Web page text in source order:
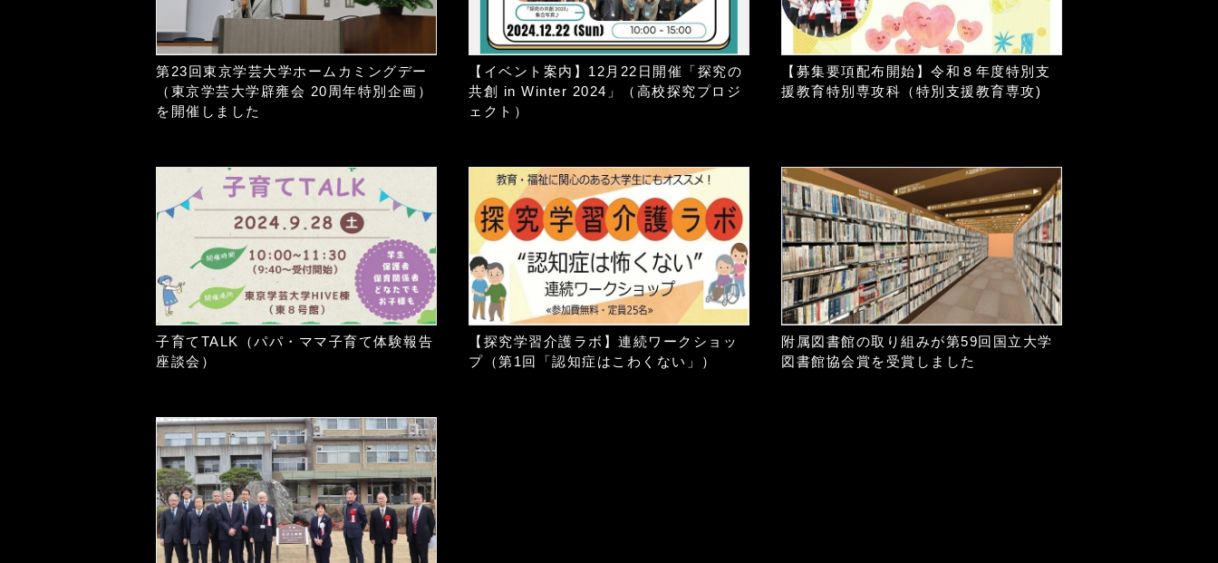
第23回東京学芸大学ホームカミングデー
（東京学芸大学辟雍会 20周年特別企画）
を開催しました
【イベント案内】12月22日開催「探究の
共創 in Winter 2024」（高校探究プロジ
ェクト）
【募集要項配布開始】令和８年度特別支
援教育特別専攻科（特別支援教育専攻)
子育てTALK（パパ・ママ子育て体験報告
座談会）
【探究学習介護ラボ】連続ワークショッ
プ（第1回「認知症はこわくない」）
附属図書館の取り組みが第59回国立大学
図書館協会賞を受賞しました